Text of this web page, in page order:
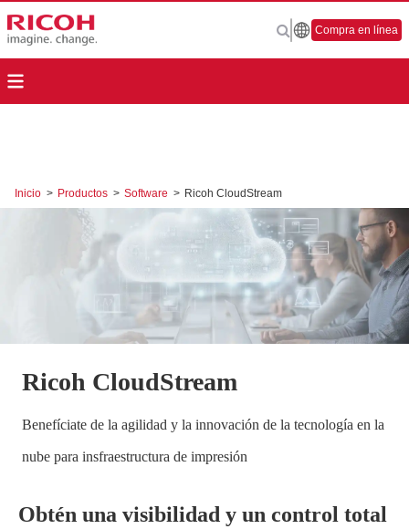
Compra en línea
Inicio > Productos > Software > Ricoh CloudStream
Ricoh CloudStream
Benefíciate de la agilidad y la innovación de la tecnología en la
nube para insfraestructura de impresión
Obtén una visibilidad y un control total